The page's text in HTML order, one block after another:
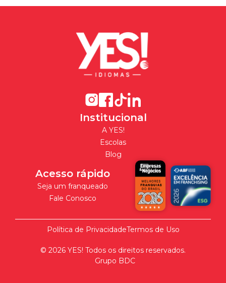
Institucional
A YES!
Escolas
Blog
Acesso rápido
Seja um franqueado
Fale Conosco
Política de PrivacidadeTermos de Uso
© 2026 YES! Todos os direitos reservados.
Grupo BDC